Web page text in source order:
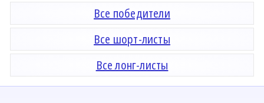
Все победители
Все шорт-листы
Все лонг-листы